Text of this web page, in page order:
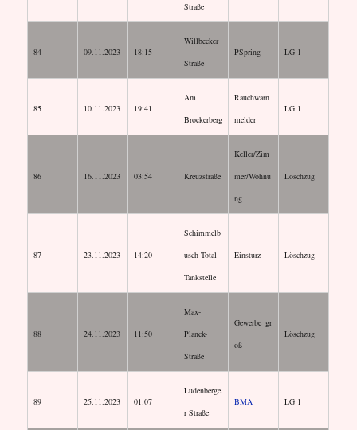
Straße
84 09.11.2023 18:15
Willbecker
Straße
PSpring LG 1
85 10.11.2023 19:41
Am
Brockerberg
Rauchwarn
melder
LG 1
86 16.11.2023 03:54 Kreuzstraße
Keller/Zim
mer/Wohnu
ng
Löschzug
87 23.11.2023 14:20
Schimmelb
usch Total-
Tankstelle
Einsturz Löschzug
88 24.11.2023 11:50
Max-
Planck-
Straße
Gewerbe_gr
oß
Löschzug
89 25.11.2023 01:07
Ludenberge
r Straße
BMA LG 1